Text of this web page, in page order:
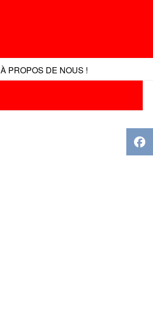
À PROPOS DE NOUS !